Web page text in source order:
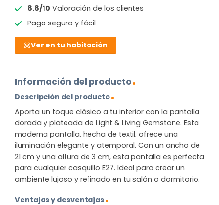
8.8/10 Valoración de los clientes
Pago seguro y fácil
Ver en tu habitación
Información del producto
Descripción del producto
Aporta un toque clásico a tu interior con la pantalla
dorada y plateada de Light & Living Gemstone. Esta
moderna pantalla, hecha de textil, ofrece una
iluminación elegante y atemporal. Con un ancho de
21 cm y una altura de 3 cm, esta pantalla es perfecta
para cualquier casquillo E27. Ideal para crear un
ambiente lujoso y refinado en tu salón o dormitorio.
Ventajas y desventajas